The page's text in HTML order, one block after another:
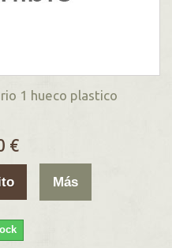
1 hueco plastico
€
Más